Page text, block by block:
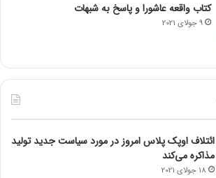
کتاب واقعه عاشورا و پاسخ به شبهات
9 جولای 2021
ائتلاف اوپک پلاس امروز در مورد سیاست جدید تولید
مذاکره می‌کند
18 جولای 2021